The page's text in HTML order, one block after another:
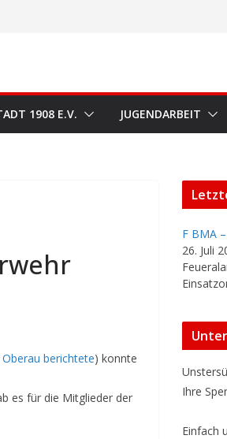
1908 E.V. JUGENDARBEIT
berichtete) konnte
es für die Mitglieder der
F BMA
26. Juli
Ihre
Einfach